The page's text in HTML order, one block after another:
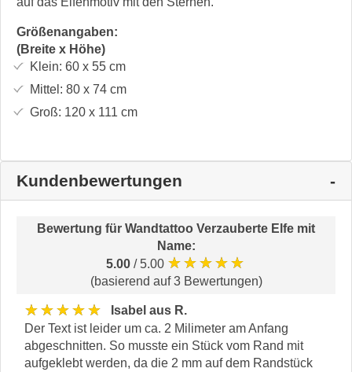
Größenangaben:
(Breite x Höhe)
Klein: 60 x 55cm
Mittel: 80 x 74cm
Groß: 120 x 111 cm
Kundenbewertungen
Bewertung für Wandtattoo Verzauberte Elfe mit
Name:
5.00 / 5.00 ★★★★★
(basierend auf 3 Bewertungen)
★★★★★
Isabel aus R.
Der Text ist leider um ca. 2 Milimeter am Anfang
abgeschnitten. So musste ein Stück vom Rand mit
aufgeklebt werden, da die 2 mm auf dem Randstück